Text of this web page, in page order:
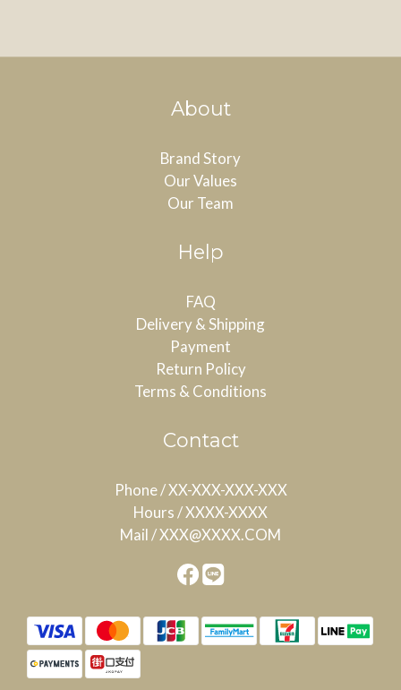
About
Brand Story
Our Values
Our Team
Help
FAQ
Delivery & Shipping
Payment
Return Policy
Terms & Conditions
Contact
Phone / XX-XXX-XXX-XXX
Hours / XXXX-XXXX
Mail / XXX@XXXX.COM